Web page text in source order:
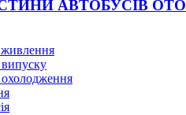
АВТОБУСІВ